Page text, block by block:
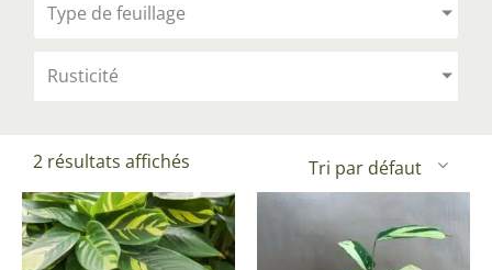
Type de feuillage
Rusticité
2 résultats affichés